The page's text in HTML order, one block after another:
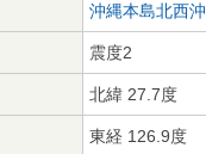
沖縄本島北西沖
震度2
北緯 27.7度
東経 126.9度